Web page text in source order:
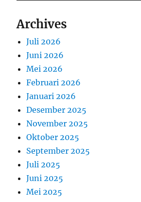
Archives
Juli 2026
Juni 2026
Mei 2026
Februari 2026
Januari 2026
Desember 2025
November 2025
Oktober 2025
September 2025
Juli 2025
Juni 2025
Mei 2025